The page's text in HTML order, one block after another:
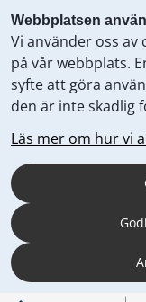
Webbplatsen
Vi använder oss
på vår webbplats.
syfte att göra
den är inte skadlig
Läs mer om hur vi